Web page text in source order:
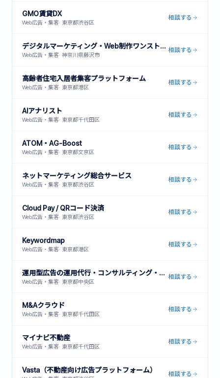
GMO賃貸DX
Web広告・集客· 東京都渋谷区
相談する
デジタルマーケティング・Web制作ワンストップサービス
Web広告・集客· 神奈川県藤沢市
相談する
高齢者住宅入居者集客プラットフォーム
Web広告・集客· 東京都港区
相談する
AIアナリスト
Web広告・集客· 東京都千代田区
相談する
ATOM・AG-Boost
Web広告・集客· 東京都文京区
相談する
ネットマーケティング総合サービス
Web広告・集客· 東京都渋谷区
相談する
Cloud Pay / QRコード決済
Web広告・集客· 東京都渋谷区
相談する
Keywordmap
Web広告・集客· 東京都港区
相談する
運用型広告の運用代行・コンサルティング・インハウス支援
Web広告・集客· 東京都中央区
相談する
M&Aクラウド
Web広告・集客· 東京都千代田区
相談する
マイナビ不動産
Web広告・集客· 東京都千代田区
相談する
Vasta（不動産向け広告プラットフォーム） 相談する